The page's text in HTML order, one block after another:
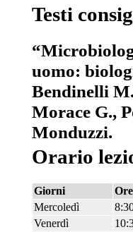
Testi
uomo:
Bendinelli
Morace G.,
Monduzzi.
Orario
Giorni
Ore
Mercoledì
Venerdì